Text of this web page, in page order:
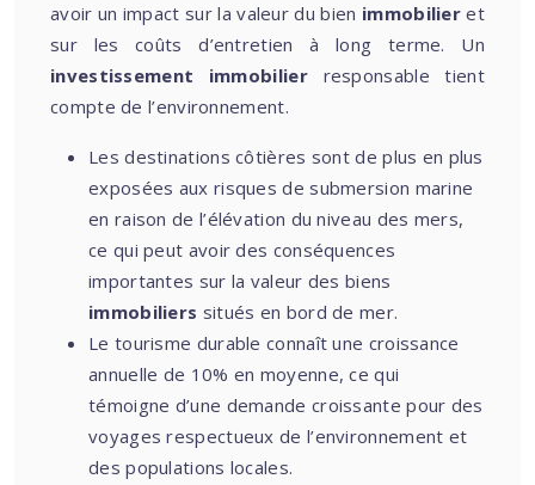
avoir un impact sur la valeur du bien immobilieret
sur les coûts d’entretien à long terme. Un
investissement immobilier responsable tient
compte de l’environnement.
Les destinations côtières sont de plus en plus
exposées aux risques de submersion marine
en raison de l’élévation du niveau des mers,
ce qui peut avoir des conséquences
importantes sur la valeur des biens
immobiliers situés en bord de mer.
Le tourisme durable connaît une croissance
annuelle de 10% en moyenne, ce qui
témoigne d’une demande croissante pour des
voyages respectueux de l’environnement et
des populations locales.